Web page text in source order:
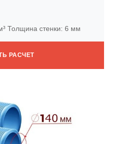
Толщина стенки: 6 мм
РАСЧЕТ